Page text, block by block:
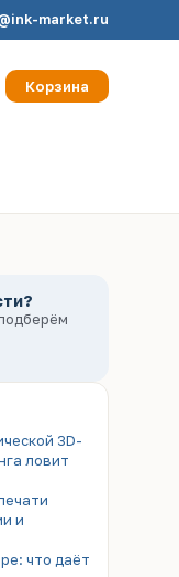
market.ru
Корзина
3D-
ловит
и
что даёт